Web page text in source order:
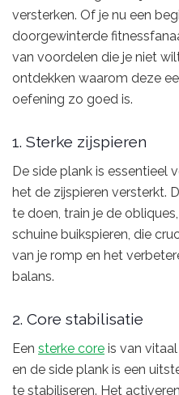
versterken. Of je nu een
doorgewinterde
van voordelen die je niet
ontdekken waarom deze
oefening zo goed is.
1. Sterke zijspieren
De side plank is essentieel
het de zijspieren versterkt.
te doen, train je de
schuine buikspieren, die
van je romp en het
balans.
2. Core stabilisatie
Een sterke core is van
en de side plank is een
te stabiliseren. Het